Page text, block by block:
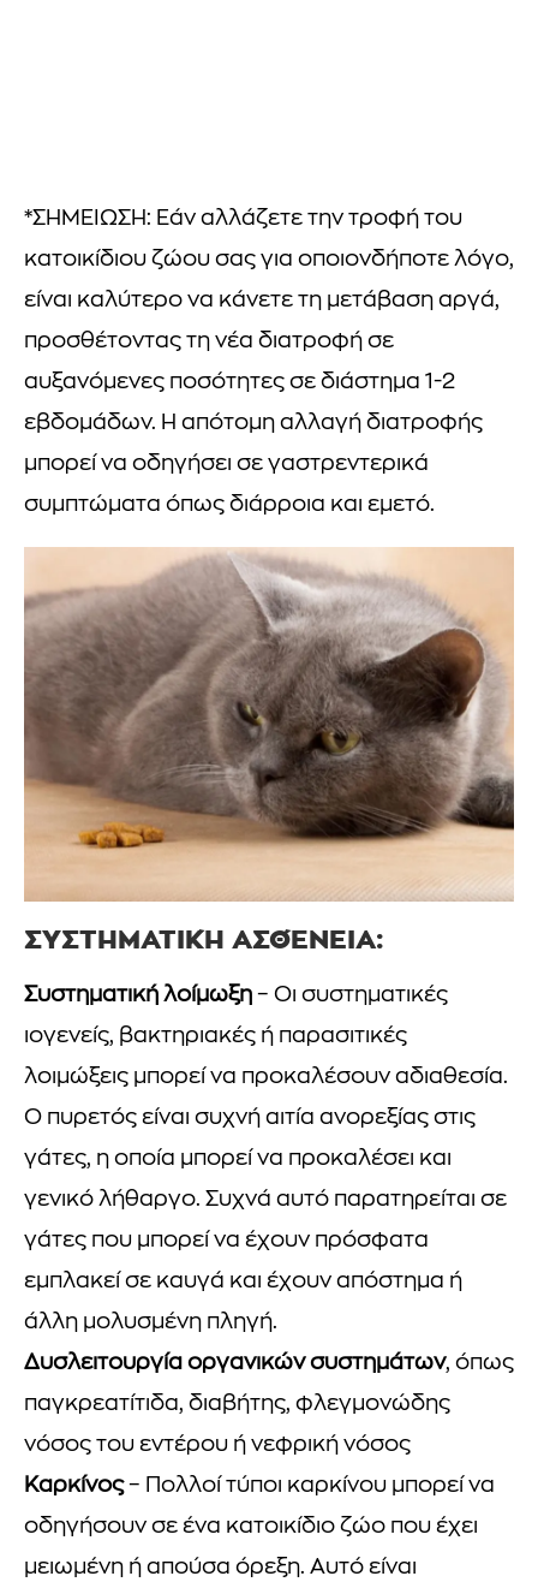
*ΣΗΜΕΙΩΣΗ: Εάν αλλάζετε την τροφή του
κατοικίδιου ζώου σας για οποιονδήποτε λόγο,
είναι καλύτερο να κάνετε τη μετάβαση αργά,
προσθέτοντας τη νέα διατροφή σε
αυξανόμενες ποσότητες σε διάστημα 1-2
εβδομάδων. Η απότομη αλλαγή διατροφής
μπορεί να οδηγήσει σε γαστρεντερικά
συμπτώματα όπως διάρροια και εμετό.
ΣΥΣΤΗΜΑΤΙΚΉ ΑΣΘΈΝΕΙΑ:
Συστηματική λοίμωξη – Οι συστηματικές
ιογενείς, βακτηριακές ή παρασιτικές
λοιμώξεις μπορεί να προκαλέσουν αδιαθεσία.
Ο πυρετός είναι συχνή αιτία ανορεξίας στις
γάτες, η οποία μπορεί να προκαλέσει και
γενικό λήθαργο. Συχνά αυτό παρατηρείται σε
γάτες που μπορεί να έχουν πρόσφατα
εμπλακεί σε καυγά και έχουν απόστημα ή
άλλη μολυσμένη πληγή.
Δυσλειτουργία οργανικών συστημάτων, όπως
παγκρεατίτιδα, διαβήτης, φλεγμονώδης
νόσος του εντέρου ή νεφρική νόσος
Καρκίνος– Πολλοί τύποι καρκίνου μπορεί να
οδηγήσουν σε ένα κατοικίδιο ζώο που έχει
μειωμένη ή απούσα όρεξη. Αυτό είναι